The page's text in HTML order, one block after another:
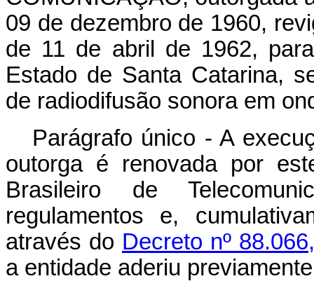
09 de dezembro de 1960,
de 11 de abril de 1962,
Estado de Santa Catarina,
de radiodifusão sonora em
Parágrafo único - A
outorga é renovada por
Brasileiro de
regulamentos e,
através do Decreto nº
a entidade aderiu